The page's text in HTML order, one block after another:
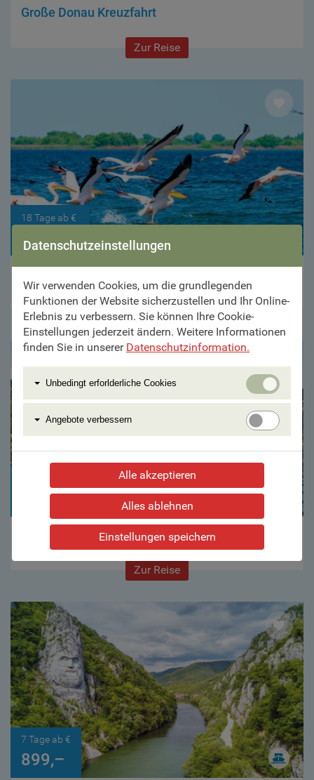
Große Donau Kreuzfahrt
Zur Reise
18 Tage ab €
2.989,–
Zur Reise
1.099,–
Auf der Donau vom Donaudelta bis nach Wien
Zur Reise
7 Tage ab €
899,–
Datenschutzeinstellungen
Wir verwenden Cookies, um die grundlegenden
Funktionen der Website sicherzustellen und Ihr Online-
Erlebnis zu verbessern. Sie können Ihre Cookie-
Einstellungen jederzeit ändern. Weitere Informationen
finden Sie in unserer Datenschutzinformation.
Unbedingt erforlderliche Cookies
Cookies
Angebote verbessern
Alle akzeptieren
Alles ablehnen
Einstellungen speichern